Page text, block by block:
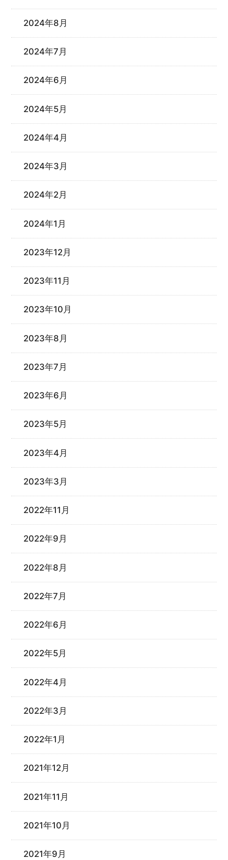
2024年8月
2024年7月
2024年6月
2024年5月
2024年4月
2024年3月
2024年2月
2024年1月
2023年12月
2023年11月
2023年10月
2023年8月
2023年7月
2023年6月
2023年5月
2023年4月
2023年3月
2022年11月
2022年9月
2022年8月
2022年7月
2022年6月
2022年5月
2022年4月
2022年3月
2022年1月
2021年12月
2021年11月
2021年10月
2021年9月